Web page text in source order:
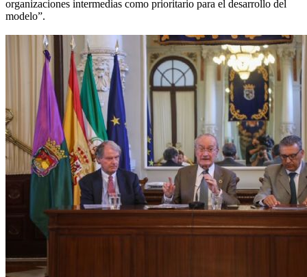
organizaciones intermedias como prioritario para el desarrollo del
modelo”.